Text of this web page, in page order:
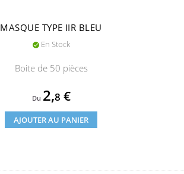
MASQUE TYPE IIR BLEU
 En Stock
Boite de 50 pièces
Du
Prix
2,8 €
AJOUTER AU PANIER